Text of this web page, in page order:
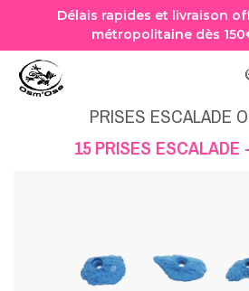
Délais rapides et livraison
métropolitaine dès
Accueil Prise Escalade 15
PRISES ESCALADE
15 PRISES ESCALADE